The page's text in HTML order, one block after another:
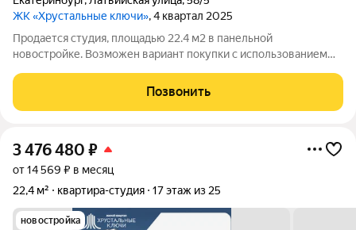
ЖК «Хрустальные ключи», 4 квартал 2025
Продается студия, площадью 22.4 м2 в панельной
новостройке. Возможен вариант покупки с использованием
отделка под ключ. Квартира располагается на 17 этаже 25-
этажного дома в ЖК Хрустальные
Позвонить
3 476 480 ₽
от 14 569 ₽ в месяц
22,4 м²
квартира-студия 17 этаж из 25
новостройка